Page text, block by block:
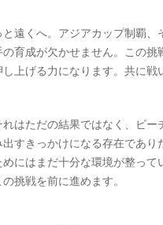
遠くへ。アジアカップ制覇
育成が欠かせません。この挑
上げる力になります。共に戦
はただの結果ではなく、ビ
すきっかけになる存在であ
にはまだ十分な環境が整っ
挑戦を前に進めます。